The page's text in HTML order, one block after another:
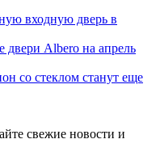
входную дверь в
Albero на апрель
со стеклом станут еще
свежие новости и